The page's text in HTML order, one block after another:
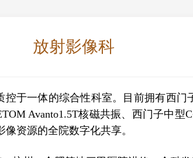
放射影像科
一体的综合性科室。目前拥有西门
Avanto1.5T核磁共振、西门子中型
资源的全院数字化共享。